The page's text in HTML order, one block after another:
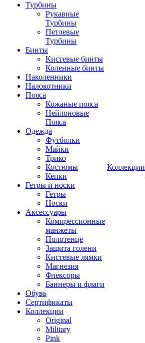
Турбины
Рукавные
Турбины
Петлевые
Турбины
Бинты
Кистевые бинты
Коленные бинты
Наколенники
Налокотники
Пояса
Кожаные пояса
Нейлоновые
Пояса
Одежда
Футболки
Майки
Трико
Костюмы
Кепки
Гетры и носки
Гетры
Носки
Аксессуары
Компрессионные
манжеты
Полотенце
Защита голени
Кистевые лямки
Магнезия
Флексоры
Баннеры и флаги
Обувь
Сертификаты
Коллекции
Original
Military
Pink
Коллекции